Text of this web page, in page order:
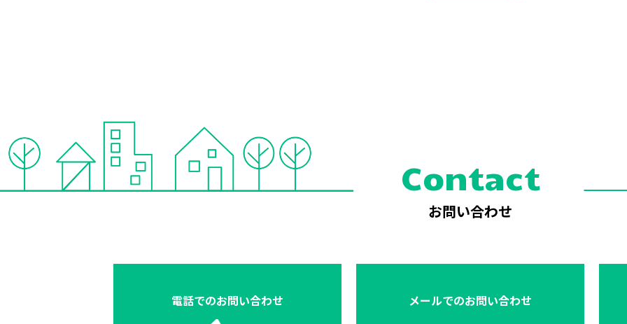
Contact
お問い合わせ
電話でのお問い合わせ メールでのお問い合わせ